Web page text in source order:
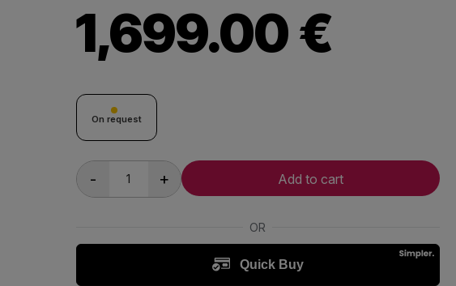
1,699.00 €
On request
- + Add to cart